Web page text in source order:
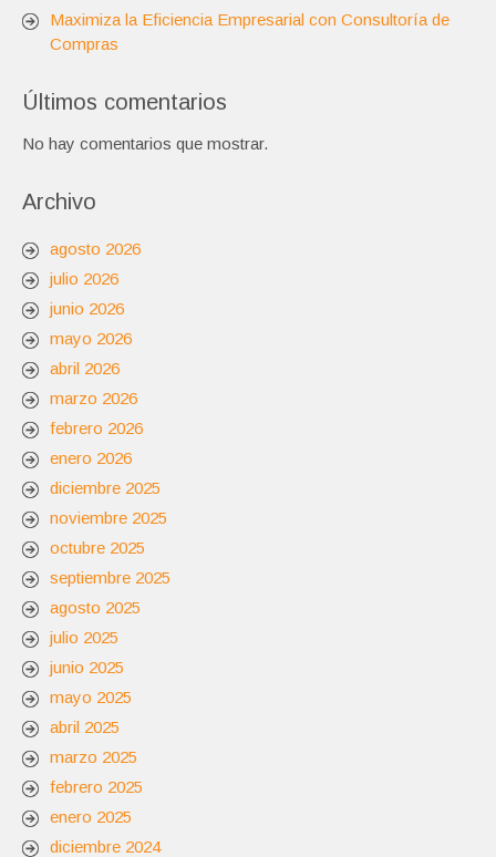
Maximiza la Eficiencia Empresarial con Consultoría de
Compras
Últimos comentarios
No hay comentarios que mostrar.
Archivo
agosto 2026
julio 2026
junio 2026
mayo 2026
abril 2026
marzo 2026
febrero 2026
enero 2026
diciembre 2025
noviembre 2025
octubre 2025
septiembre 2025
agosto 2025
julio 2025
junio 2025
mayo 2025
abril 2025
marzo 2025
febrero 2025
enero 2025
diciembre 2024